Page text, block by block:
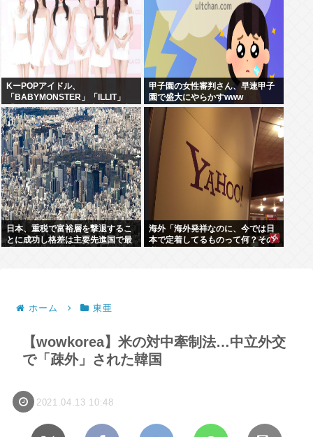
KーPOPアイドル、
「BABYMONSTER」「ILLIT」
「RESCENE」の三国志時代に突
入！
甲子園の女性審判さん、早速甲子
園で盛大にやらかすwww
日本、重税で富裕層を撃退するこ
とに成功し格差は主要先進国で最
海外「海外発祥なのに、今では日
本で定着してるものって何？その
ホーム 東亜
【wowkorea】米の対中牽制法…中立外交
で「疎外」された韓国
2021.04.13 10:48